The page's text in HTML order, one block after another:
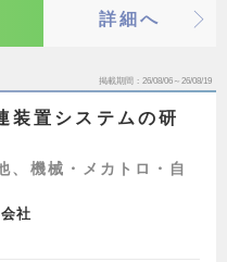
詳細へ
掲載期間 26/08/06～26/08/19
装置システムの研
、機械・メカトロ・自
社